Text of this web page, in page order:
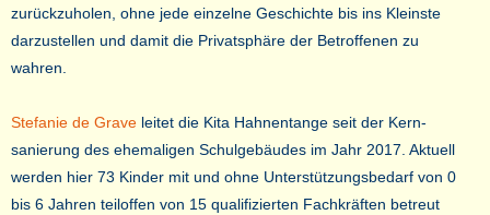
zurückzuholen, ohne jede einzelne Geschichte bis ins Kleinste
darzustellen und damit die Privatsphäre der Betroffenen zu
wahren.
Stefanie de Grave leitet die Kita Hahnentange seit der Kern-
sanierung des ehemaligen Schulgebäudes im Jahr 2017. Aktuell
werden hier 73 Kinder mit und ohne Unterstützungsbedarf von 0
bis 6 Jahren teiloffen von 15 qualifizierten Fachkräften betreut